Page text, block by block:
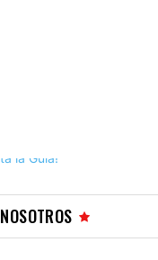
NOSOTROS